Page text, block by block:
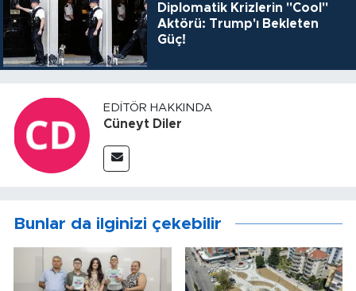
Diplomatik Krizlerin "Cool"
Aktörü: Trump'ı Bekleten
Güç!
EDITÖR HAKKINDA
Cüneyt Diler
Bunlar da ilginizi çekebilir